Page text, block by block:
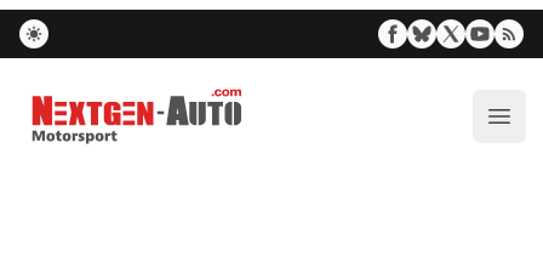
Nextgen-Auto.com